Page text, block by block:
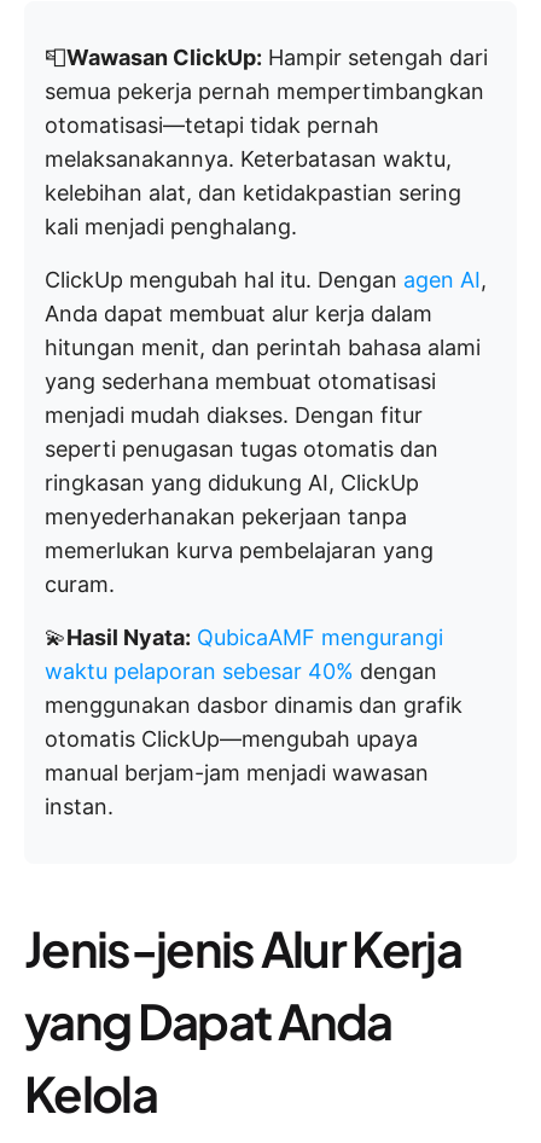
📮Wawasan ClickUp: Hampir setengah dari
semua pekerja pernah mempertimbangkan
otomatisasi—tetapi tidak pernah
melaksanakannya. Keterbatasan waktu,
kelebihan alat, dan ketidakpastian sering
kali menjadi penghalang.
ClickUp mengubah hal itu. Dengan agen AI,
Anda dapat membuat alur kerja dalam
hitungan menit, dan perintah bahasa alami
yang sederhana membuat otomatisasi
menjadi mudah diakses. Dengan fitur
seperti penugasan tugas otomatis dan
ringkasan yang didukung AI, ClickUp
menyederhanakan pekerjaan tanpa
memerlukan kurva pembelajaran yang
curam.
💫Hasil Nyata: QubicaAMF mengurangi
waktu pelaporan sebesar 40% dengan
menggunakan dasbor dinamis dan grafik
otomatis ClickUp—mengubah upaya
manual berjam-jam menjadi wawasan
instan.
Jenis-jenis Alur Kerja
yang Dapat Anda
Kelola